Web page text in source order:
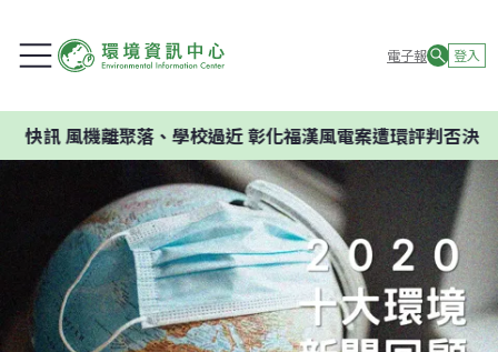
電子報 登入
聚落、學校過近 彰化福漢風電案遭環評判否決